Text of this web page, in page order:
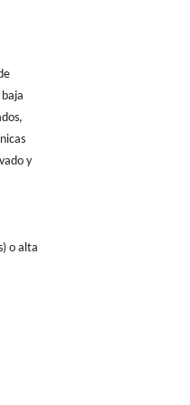
y
o alta